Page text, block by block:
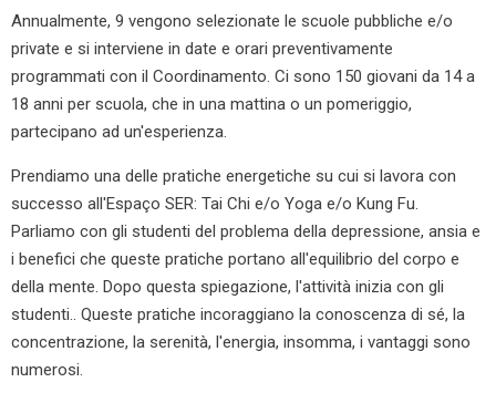
Annualmente, 9 vengono selezionate le scuole pubbliche e/o
private e si interviene in date e orari preventivamente
programmati con il Coordinamento. Ci sono 150 giovani da 14a
18 anni per scuola, che in una mattina o un pomeriggio,
partecipano ad un'esperienza.
Prendiamo una delle pratiche energetiche su cui si lavora con
successo all'Espaço SER: Tai Chi e/o Yoga e/o Kung Fu.
Parliamo con gli studenti del problema della depressione, ansia e
i benefici che queste pratiche portano all'equilibrio del corpo e
della mente. Dopo questa spiegazione, l'attività inizia con gli
studenti.. Queste pratiche incoraggiano la conoscenza di sé, la
concentrazione, la serenità, l'energia, insomma, i vantaggi sono
numerosi.